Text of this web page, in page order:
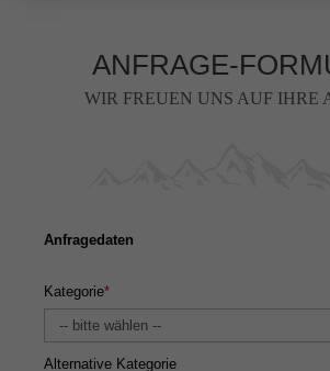
ANFRAGE-
WIR FREUEN UNS AUF IHRE